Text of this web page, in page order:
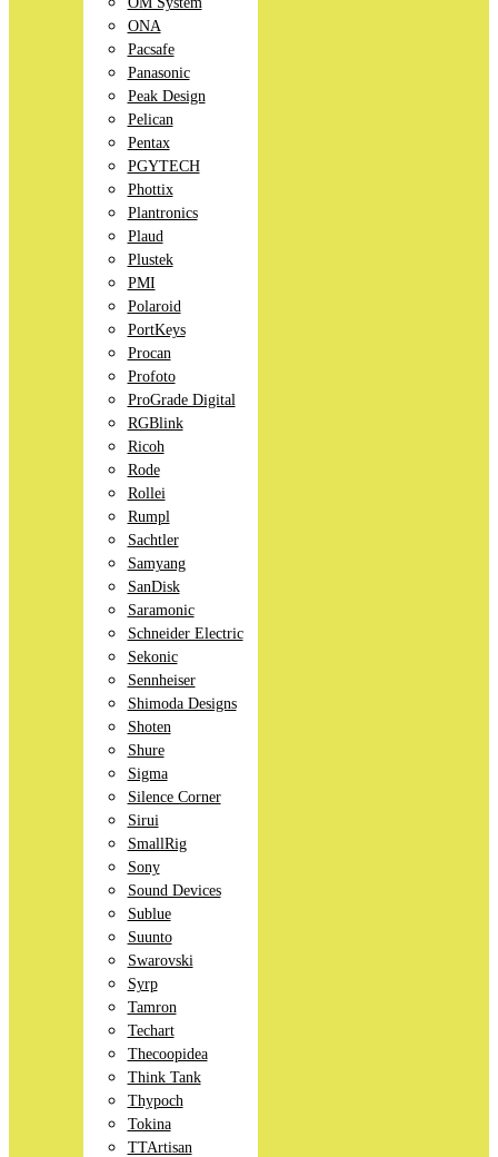
ONA
Pacsafe
Panasonic
Peak Design
Pelican
Pentax
PGYTECH
Phottix
Plantronics
Plaud
Plustek
PMI
Polaroid
PortKeys
Procan
Profoto
ProGrade Digital
RGBlink
Ricoh
Rode
Rollei
Rumpl
Sachtler
Samyang
SanDisk
Saramonic
Schneider Electric
Sekonic
Sennheiser
Shimoda Designs
Shoten
Shure
Sigma
Silence Corner
Sirui
SmallRig
Sony
Sound Devices
Sublue
Suunto
Swarovski
Syrp
Tamron
Techart
Thecoopidea
Think Tank
Thypoch
Tokina
TTArtisan